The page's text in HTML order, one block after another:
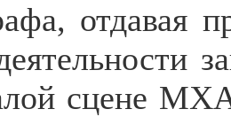
отдавая
сцене